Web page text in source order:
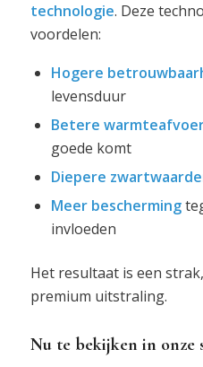
technologie. Deze
voordelen:
Hogere
levensduur
Betere
goede komt
Diepere
Meer bescherming
invloeden
Het resultaat is een
premium uitstraling.
Nu te bekijken in onze